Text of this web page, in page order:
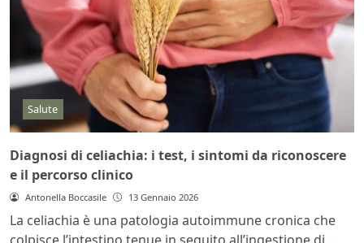
Salute
Diagnosi di celiachia: i test, i sintomi da riconoscere
e il percorso clinico
Antonella Boccasile 13 Gennaio 2026
La celiachia è una patologia autoimmune cronica che